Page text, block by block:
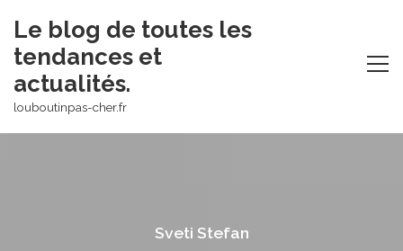
content
Le blog de toutes les
tendances et
actualités.
louboutinpas-cher.fr
Sveti Stefan